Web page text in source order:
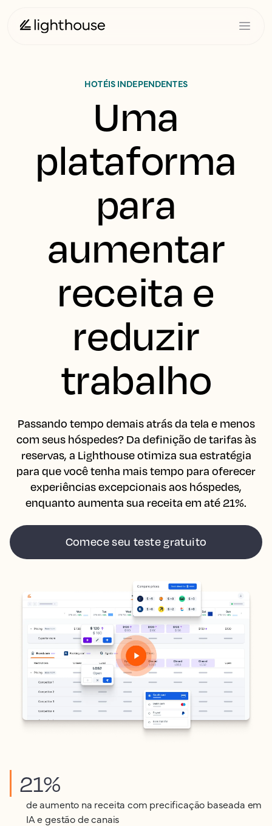
HOTÉIS INDEPENDENTES
Uma
plataforma
para
aumentar
receita e
reduzir
trabalho
Passando tempo demais atrás da tela e menos
com seus hóspedes? Da definição de tarifas às
reservas, a Lighthouse otimiza sua estratégia
para que você tenha mais tempo para oferecer
experiências excepcionais aos hóspedes,
enquanto aumenta sua receita em até 21%.
Comece seu teste gratuito
21%
de aumento na receita com precificação baseada em
IA e gestão de canais